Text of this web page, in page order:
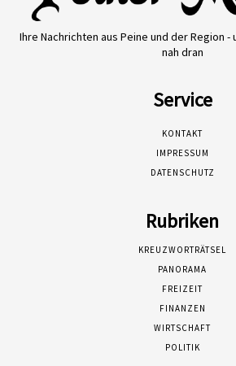
Ihre Nachrichten aus Peine und der Region
nah dran
Service
KONTAKT
IMPRESSUM
DATENSCHUTZ
Rubriken
KREUZWORTRÄTSEL
PANORAMA
FREIZEIT
FINANZEN
WIRTSCHAFT
POLITIK